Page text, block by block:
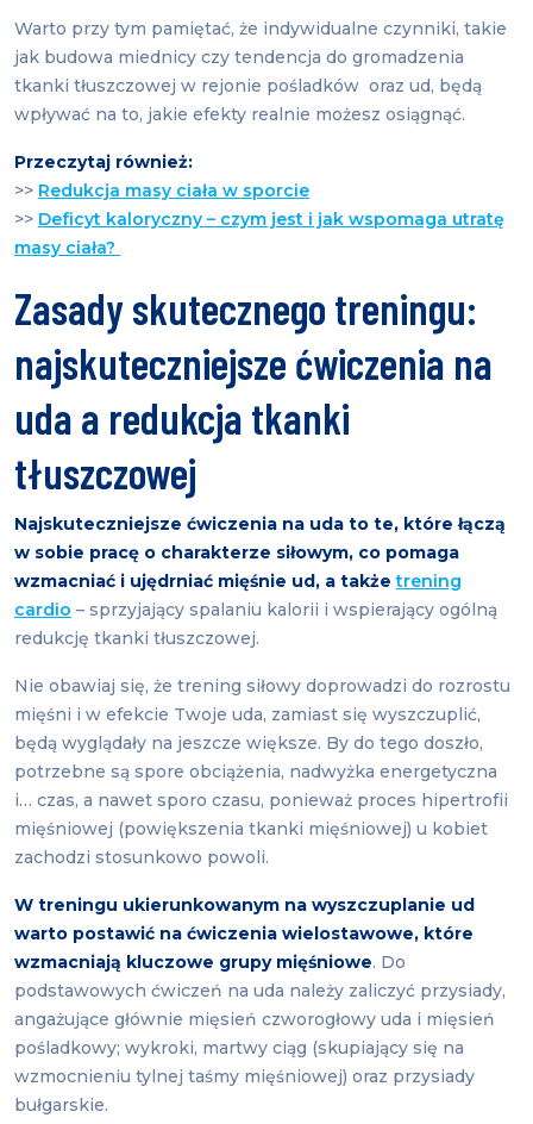
Warto przy tym pamiętać, że indywidualne czynniki, takie
jak budowa miednicy czy tendencja do gromadzenia
tkanki tłuszczowej w rejonie pośladków oraz ud, będą
wpływać na to, jakie efekty realnie możesz osiągnąć.
Przeczytaj również:
>> Redukcja masy ciała w sporcie
>> Deficyt kaloryczny – czym jest i jak wspomaga utratę
masy ciała?
Zasady skutecznego treningu:
najskuteczniejsze ćwiczenia na
uda a redukcja tkanki
tłuszczowej
Najskuteczniejsze ćwiczenia na uda to te, które łączą
w sobie pracę o charakterze siłowym, co pomaga
wzmacniać i ujędrniać mięśnie ud, a takżetrening
cardio – sprzyjający spalaniu kalorii i wspierający ogólną
redukcję tkanki tłuszczowej.
Nie obawiaj się, że trening siłowy doprowadzi do rozrostu
mięśni i w efekcie Twoje uda, zamiast się wyszczuplić,
będą wyglądały na jeszcze większe. By do tego doszło,
potrzebne są spore obciążenia, nadwyżka energetyczna
i… czas, a nawet sporo czasu, ponieważ proces hipertrofii
mięśniowej (powiększenia tkanki mięśniowej) u kobiet
zachodzi stosunkowo powoli.
W treningu ukierunkowanym na wyszczuplanie ud
warto postawić na ćwiczenia wielostawowe, które
wzmacniają kluczowe grupy mięśniowe. Do
podstawowych ćwiczeń na uda należy zaliczyć przysiady,
angażujące głównie mięsień czworogłowy uda i mięsień
pośladkowy; wykroki, martwy ciąg (skupiający się na
wzmocnieniu tylnej taśmy mięśniowej) oraz przysiady
bułgarskie.